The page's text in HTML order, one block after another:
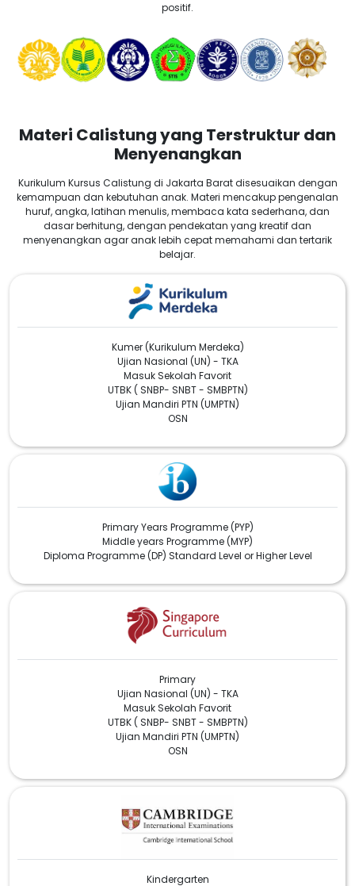
positif.
Materi Calistung yang Terstruktur dan
Menyenangkan
Kurikulum Kursus Calistung di Jakarta Barat disesuaikan dengan
kemampuan dan kebutuhan anak. Materi mencakup pengenalan
huruf, angka, latihan menulis, membaca kata sederhana, dan
dasar berhitung, dengan pendekatan yang kreatif dan
menyenangkan agar anak lebih cepat memahami dan tertarik
belajar.
Kumer (Kurikulum Merdeka)
Ujian Nasional (UN) - TKA
Masuk Sekolah Favorit
UTBK ( SNBP- SNBT - SMBPTN)
Ujian Mandiri PTN (UMPTN)
OSN
Primary Years Programme (PYP)
Middle years Programme (MYP)
Diploma Programme (DP) Standard Level or Higher Level
Primary
Ujian Nasional (UN) - TKA
Masuk Sekolah Favorit
UTBK ( SNBP- SNBT - SMBPTN)
Ujian Mandiri PTN (UMPTN)
OSN
Kindergarten